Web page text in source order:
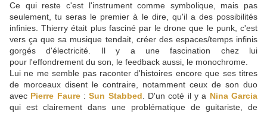
Ce qui reste c'est l'instrument comme symbolique, mais pas
seulement, tu seras le premier à le dire, qu'il a des possibilités
infinies. Thierry était plus fasciné par le drone que le punk, c'est
vers ça que sa musique tendait, créer des espaces/temps infinis
gorgés d'électricité. Il y a une fascination chez lui
pour l'effondrement du son, le feedback aussi, le monochrome.
Lui ne me semble pas raconter d'histoires encore que ses titres
de morceaux disent le contraire, notamment ceux de son duo
avec Pierre Faure:Sun Stabbed . D'un coté il y a Nina Garcia
qui est clairement dans une problématique de guitariste, de